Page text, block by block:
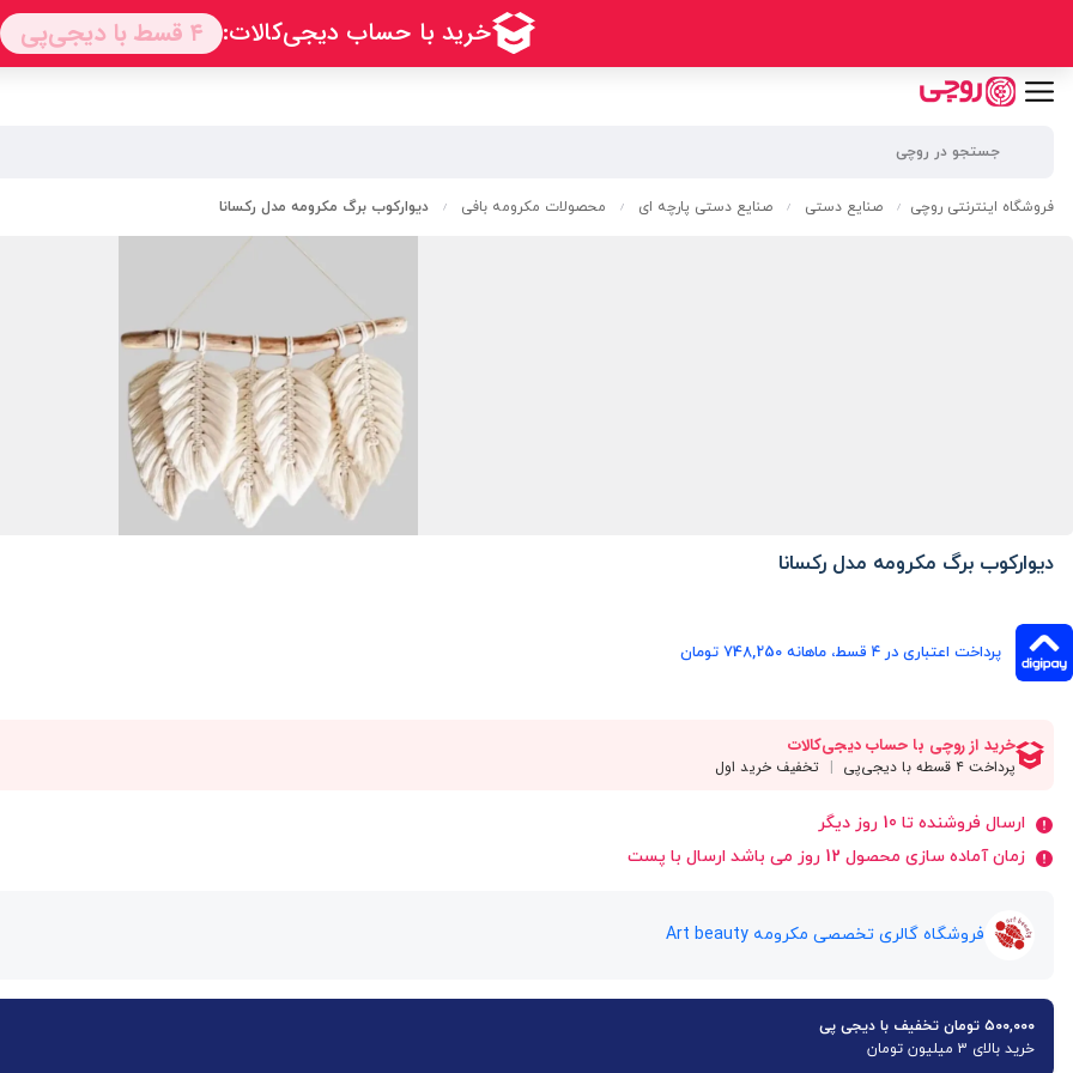
فروشگاه اینترنتی روچی / صنایع دستی / صنایع دستی پارچه ای / محصولات مکرومه بافی / دیوارکوب برگ مکرومه مدل رکسانا
دیوارکوب برگ مکرومه مدل رکسانا
پرداخت اعتباری در ۴ قسط، ماهانه 748,250 تومان
ارسال فروشنده تا 10 روز دیگر
زمان آماده سازی محصول 12 روز می باشد ارسال با پست
فروشگاه گالری تخصصی مکرومه Art beauty
۵۰۰,۰۰۰ تومان تخفیف با دیجی پی
خرید بالای 3 میلیون تومان